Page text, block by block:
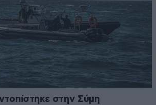
στην Σύμη